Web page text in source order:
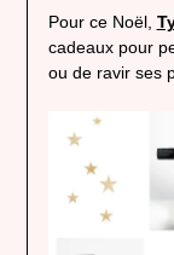
Pour ce Noël,
cadeaux pour
ou de ravir ses